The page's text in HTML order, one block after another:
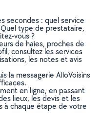
secondes : quel service
type de prestataire,
vous ?
de haies, proches de
consultez les services
les notes et avis
la messagerie AlloVoisins
en ligne, en passant
lieux, les devis et les
à chaque étape de votre